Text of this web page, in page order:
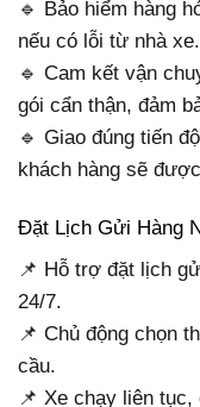
🔹 Bảo hiểm hàng
nếu có lỗi từ nhà xe.
🔹 Cam kết vận
gói cẩn thận, đảm
🔹 Giao đúng tiến
khách hàng sẽ
Đặt Lịch Gửi Hàng
📌 Hỗ trợ đặt lịch
24/7.
📌 Chủ động chọn
cầu.
📌 Xe chạy liên tục,